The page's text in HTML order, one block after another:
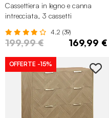
Cassettiera in legno e canna
intrecciata, 3 cassetti
4.2 (39)
199,99 € 169,99 €
OFFERTE -15%